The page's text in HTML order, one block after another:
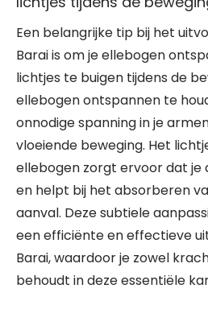
Een belangrijke tip bij het
Barai is om je ellebogen
lichtjes te buigen tijdens de
ellebogen ontspannen te
onnodige spanning in je
vloeiende beweging. Het
ellebogen zorgt ervoor dat je
en helpt bij het absorberen
aanval. Deze subtiele
een efficiënte en effectieve
Barai, waardoor je zowel
behoudt in deze essentiële